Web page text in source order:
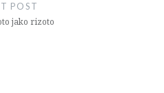
POST
jako rizoto